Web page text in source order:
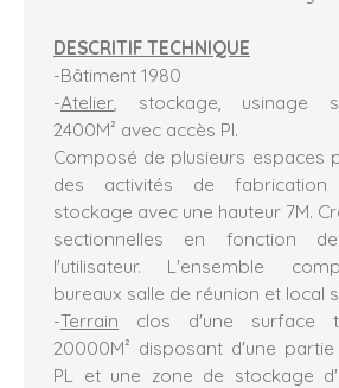
DESCRITIF TECHNIQUE
-Bâtiment 1980
-Atelier , stockage, usinage
2400M² avec accès Pl.
Composé de plusieurs espaces
des activités de fabrication
stockage avec une hauteur 7M.
sectionnelles en fonction
l'utilisateur. L'ensemble
bureaux salle de réunion et local
-Terrain clos d'une surface
20000M² disposant d'une
PL et une zone de stockage